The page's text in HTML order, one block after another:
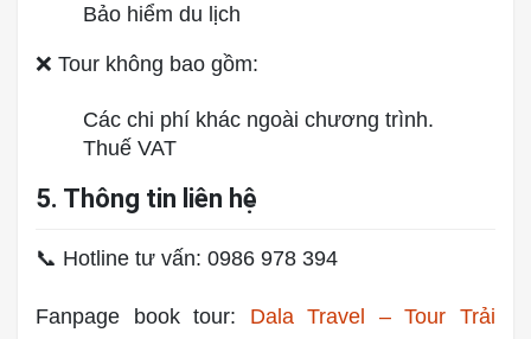
Bảo hiểm du lịch
❌ Tour không bao gồm:
Các chi phí khác ngoài chương trình.
Thuế VAT
5. Thông tin liên hệ
📞 Hotline tư vấn: 0986 978 394
Fanpage book tour: Dala Travel – Tour Trải